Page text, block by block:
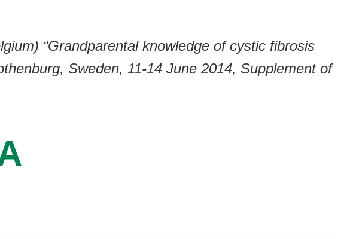
“Grandparental knowledge of cystic fibrosis
Sweden, 11-14 June 2014, Supplement of